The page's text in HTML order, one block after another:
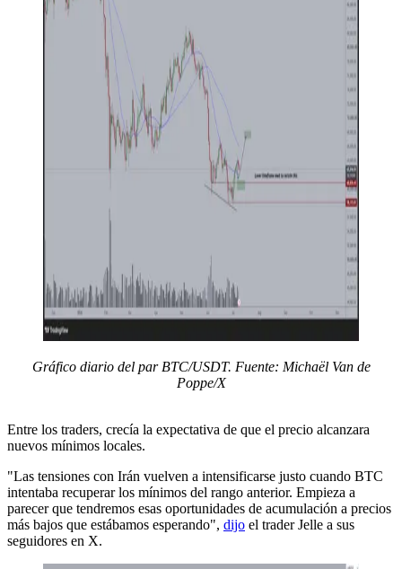
Gráfico diario del par BTC/USDT. Fuente: Michaël Van de
Poppe/X
Entre los traders, crecía la expectativa de que el precio alcanzara
nuevos mínimos locales.
"Las tensiones con Irán vuelven a intensificarse justo cuando BTC
intentaba recuperar los mínimos del rango anterior. Empieza a
parecer que tendremos esas oportunidades de acumulación a precios
más bajos que estábamos esperando", dijo el trader Jelle a sus
seguidores en X.